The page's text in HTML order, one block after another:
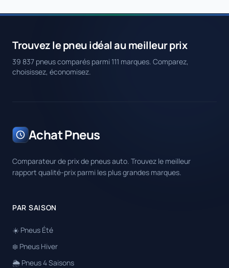
Trouvez le pneu idéal au meilleur prix
39 837 pneus comparés parmi 111 marques. Comparez,
choisissez, économisez.
Achat Pneus
Comparateur de prix de pneus auto. Trouvez le meilleur
rapport qualité-prix parmi les plus grandes marques.
PAR SAISON
☀️ Pneus Été
❄️ Pneus Hiver
🌦️ Pneus 4 Saisons